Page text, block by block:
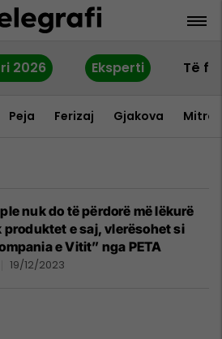
2026 Eksperti Të
Peja Ferizaj Gjakova
nuk do të përdorë më lëkurë
produktet e saj, vlerësohet si
e Vitit” nga PETA
19/12/2023